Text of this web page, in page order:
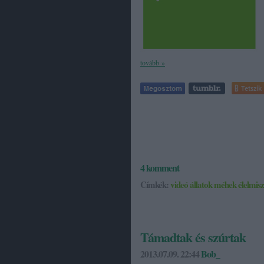
tovább »
Tetszik
4komment
Címkék: videóállatokméhek
Támadtak és szúrtak
2013.07.09. 22:44Bob_